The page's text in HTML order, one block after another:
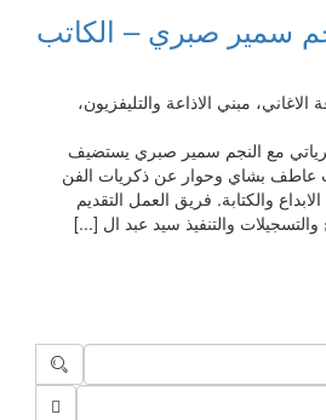
سمير صبري – الكاتب
الاغاني، مبني الاذاعة والتليفزيون،
مع النجم سمير صبري يستضيف
عاطف بشاي وحوار عن ذكريات الفن
والكتابة. فريق العمل التقديم
والتنفيذ سيد عبد ال [...]